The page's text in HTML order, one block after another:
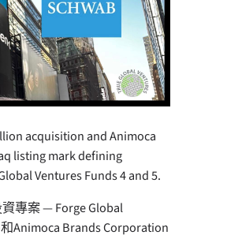
acquisition and Animoca
listing mark defining
Ventures Funds 4 and 5.
專案 — Forge Global
和Animoca Brands Corporation